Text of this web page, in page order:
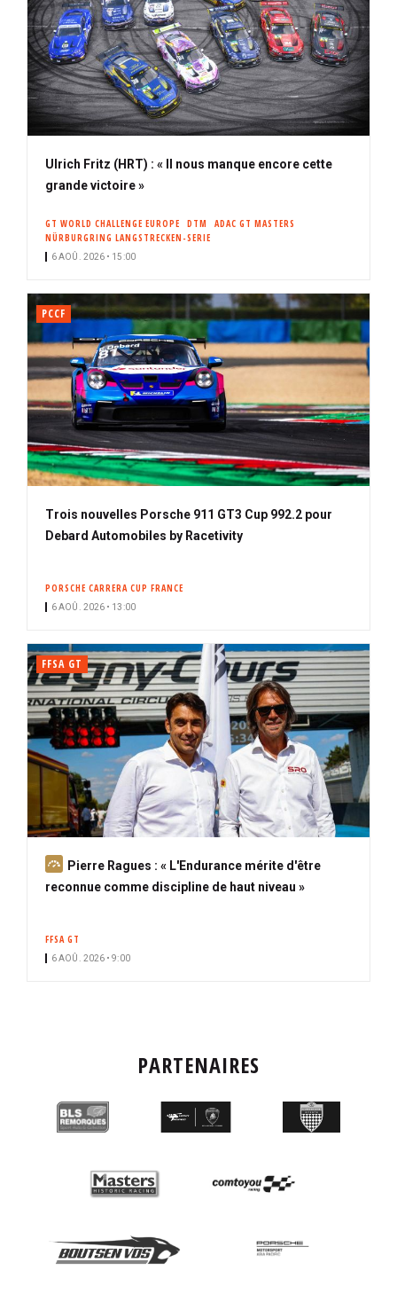
Ulrich Fritz (HRT) : « Il nous manque encore cette
grande victoire »
GT WORLD CHALLENGE EUROPE DTM
ADAC GT MASTERS
NÜRBURGRING LANGSTRECKEN-SERIE
6 AOÛ. 2026 • 15:00
PCCF
Trois nouvelles Porsche 911 GT3 Cup 992.2 pour
Debard Automobiles by Racetivity
PORSCHE CARRERA CUP FRANCE
6 AOÛ. 2026 • 13:00
FFSA GT
A
b
Pierre Ragues : « L'Endurance mérite d'être
reconnue comme discipline de haut niveau »
FFSA GT
6 AOÛ. 2026 • 9:00
PARTENAIRES